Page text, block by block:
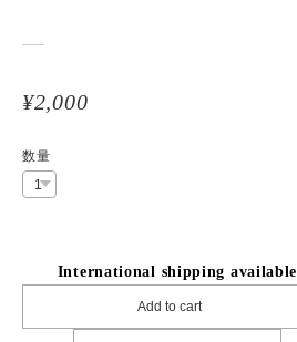
¥2,000
数量
International shipping available
Add to cart